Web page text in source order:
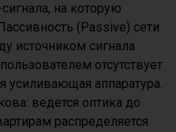
на которую
(Passive) сети
источником сигнала
отсутствует
усиливающая аппаратура.
ведется оптика до
распределяется